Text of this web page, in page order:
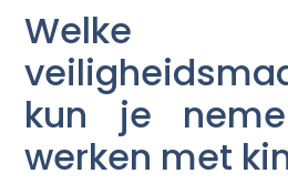
Welke
kun je
werken met